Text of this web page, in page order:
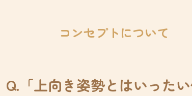
コンセプトについて
Q.「上向き姿勢とはいったい